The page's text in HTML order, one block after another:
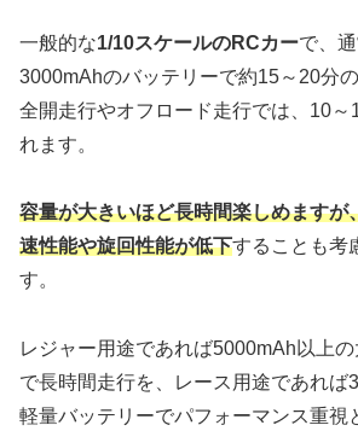
一般的な1/10スケールのRCカーで、
3000mAhのバッテリーで約15～20分
全開走行やオフロード走行では、10～
れます。
容量が大きいほど長時間楽しめますが
速性能や旋回性能が低下することも考
す。
レジャー用途であれば5000mAh以上
で長時間走行を、レース用途であれば
軽量バッテリーでパフォーマンス重視